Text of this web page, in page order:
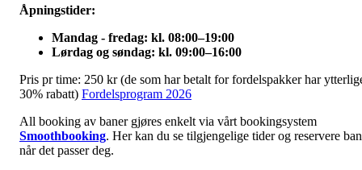
Åpningstider:
Mandag - fredag: kl. 08:00–19:00
Lørdag og søndag: kl. 09:00–16:00
Pris pr time: 250 kr (de som har betalt for fordelspakker har
30% rabatt) Fordelsprogram 2026
All booking av baner gjøres enkelt via vårt bookingsystem
Smoothbooking. Her kan du se tilgjengelige tider og reservere
når det passer deg.